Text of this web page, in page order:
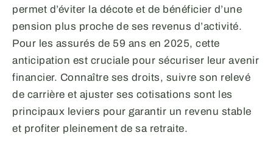
permet d’éviter la décote et de bénéficier d’une
pension plus proche de ses revenus d’activité.
Pour les assurés de 59 ans en 2025, cette
anticipation est cruciale pour sécuriser leur avenir
financier. Connaître ses droits, suivre son relevé
de carrière et ajuster ses cotisations sont les
principaux leviers pour garantir un revenu stable
et profiter pleinement de sa retraite.